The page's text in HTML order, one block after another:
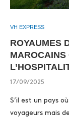
VH EXPRESS
ROYAUMES
MAROCAINS
17/09/2025
S’il est un pays
voyageurs mais